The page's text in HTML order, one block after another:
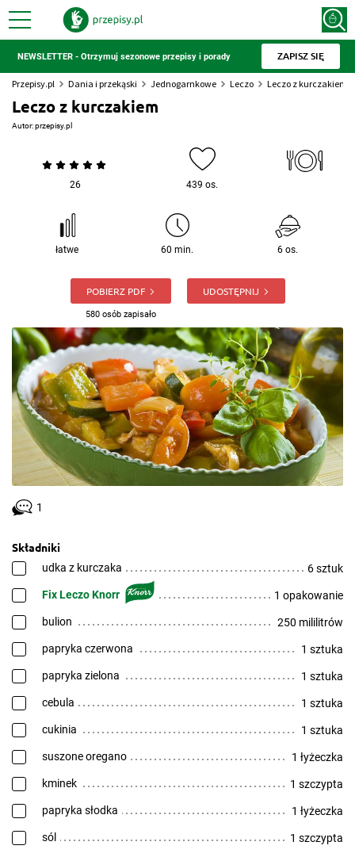
NEWSLETTER - Otrzymuj sezonowe przepisy i porady ZAPISZ SIĘ
Przepisy.pl Dania i przekąski Jednogarnkowe Leczo Leczo z kurczakiem
Leczo z kurczakiem
Autor:przepisy.pl
26 439 os.
łatwe 60 min. 6 os.
POBIERZ PDF
580 osób zapisało
UDOSTĘPNIJ
1
Składniki
udka z kurczaka 6 sztuk
Fix Leczo Knorr 1 opakowanie
bulion 250 mililitrów
papryka czerwona 1 sztuka
papryka zielona 1 sztuka
cebula 1 sztuka
cukinia 1 sztuka
suszone oregano 1 łyżeczka
kminek 1 szczypta
papryka słodka 1 łyżeczka
sól 1 szczypta